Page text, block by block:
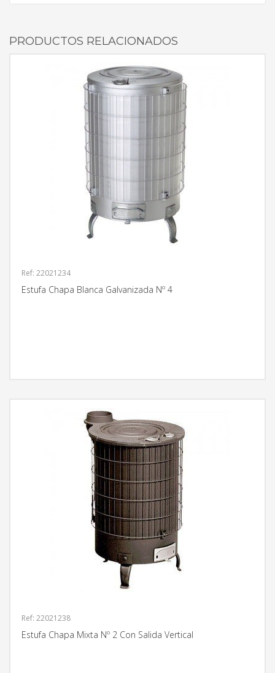
PRODUCTOS RELACIONADOS
Ref: 22021234
Estufa Chapa Blanca Galvanizada Nº 4
Ref: 22021238
Estufa Chapa Mixta Nº 2 Con Salida Vertical